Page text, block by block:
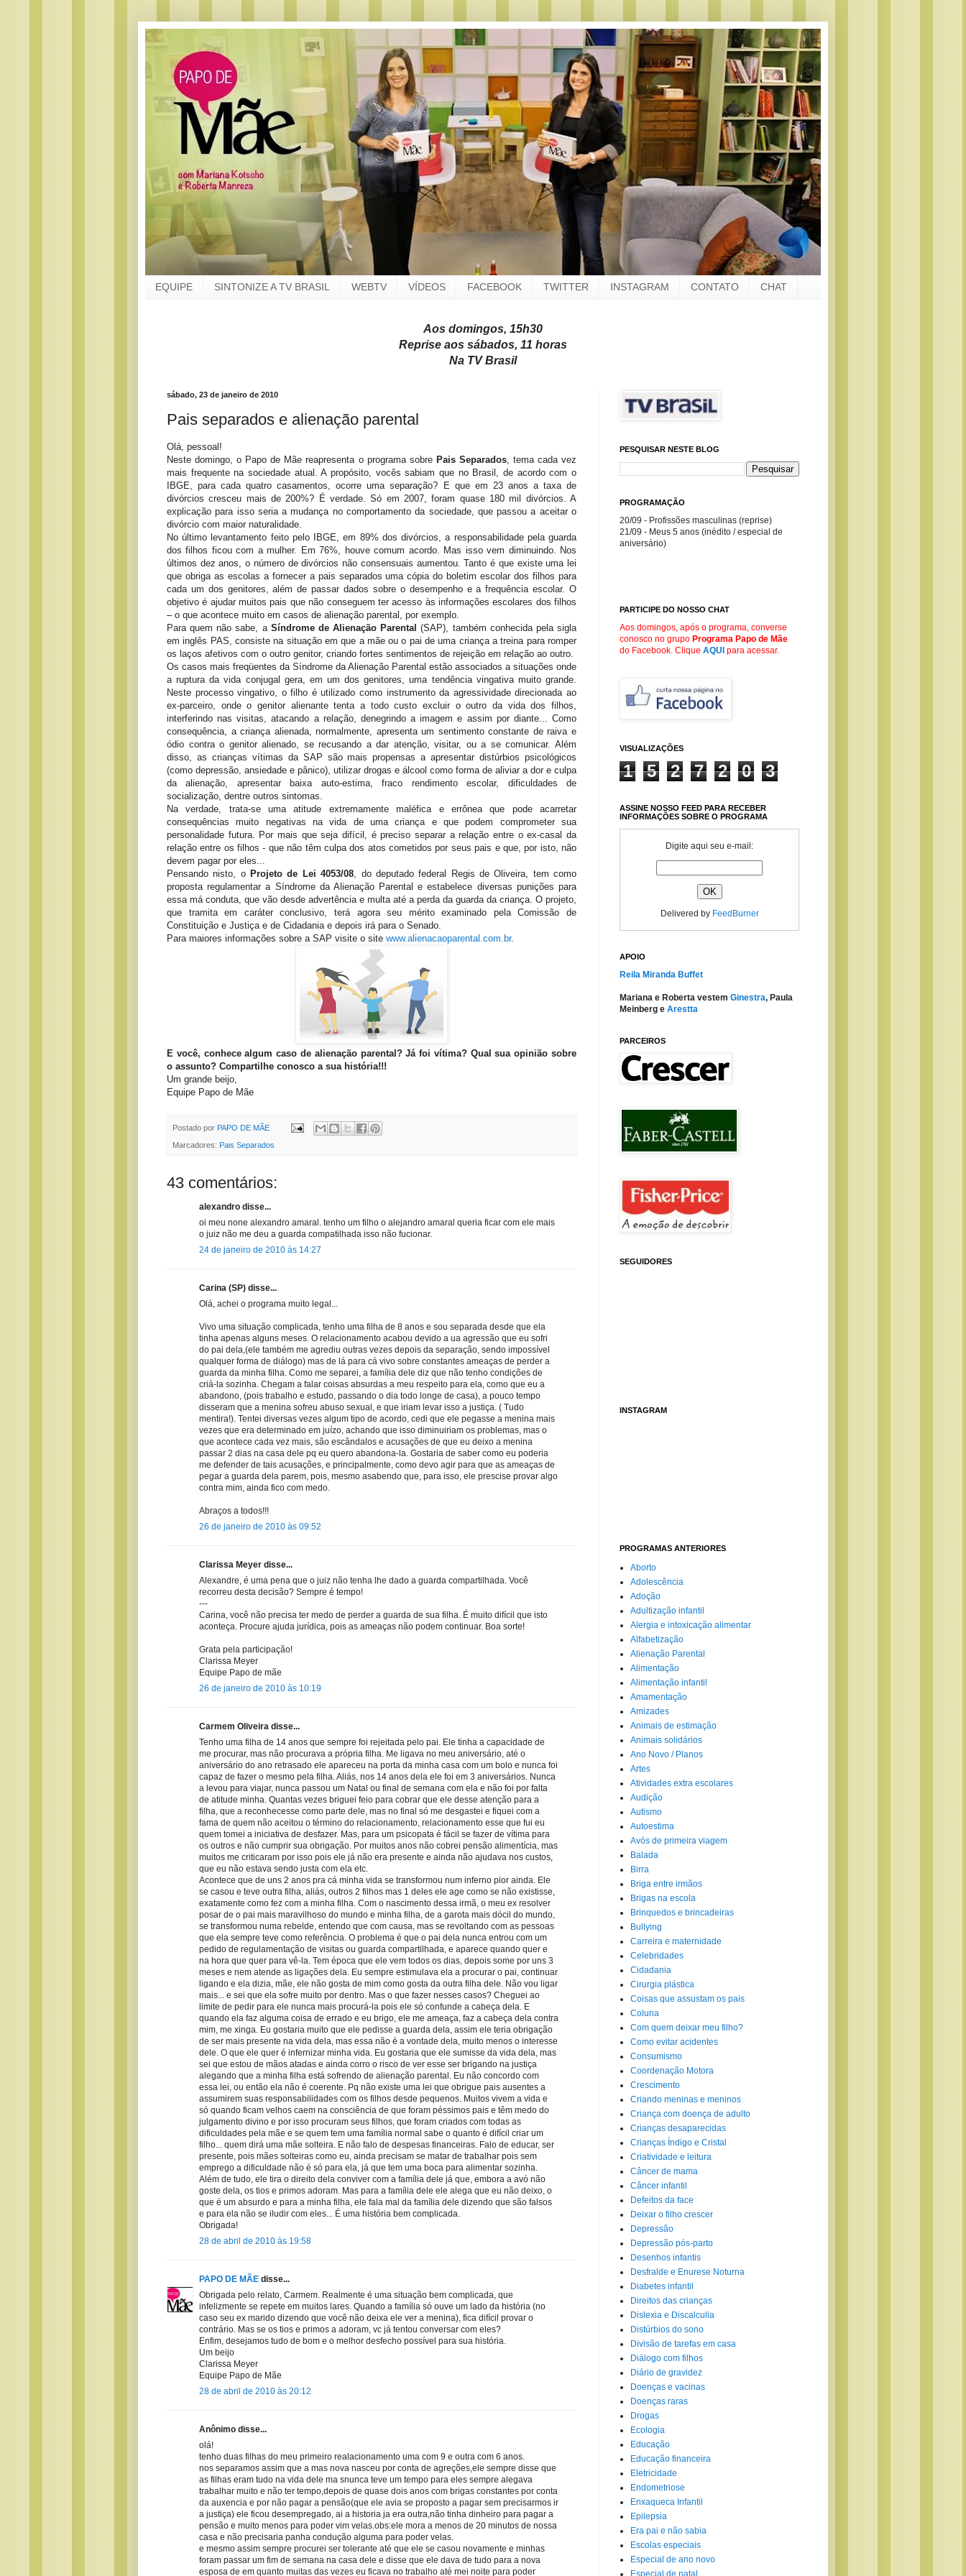
EQUIPE SINTONIZE A TV BRASIL WEBTV VÍDEOS FACEBOOK TWITTER INSTAGRAM CONTATO CHAT
Aos domingos, 15h30
Reprise aos sábados, 11 horas
Na TV Brasil
sábado, 23 de janeiro de 2010
Pais separados e alienação parental
Olá, pessoal!
Neste domingo, o Papo de Mãe reapresenta o programa sobre Pais Separados, tema cada vez
mais frequente na sociedade atual.A propósito, vocês sabiam que no Brasil, de acordo com o
IBGE, para cada quatro casamentos, ocorre uma separação? E que em 23 anos a taxa de
divórcios cresceu mais de 200%? É verdade. Só em 2007, foram quase 180 mil divórcios. A
explicação para isso seria a mudança no comportamento da sociedade, que passou a aceitar o
divórcio com maior naturalidade.
No último levantamento feito pelo IBGE, em 89% dos divórcios, a responsabilidade pela guarda
dos filhos ficou com a mulher. Em 76%, houve comum acordo. Mas isso vem diminuindo. Nos
últimos dez anos, o número de divórcios não consensuais aumentou. Tanto é que existe uma lei
que obriga as escolas a fornecer a pais separados uma cópia do boletim escolar dos filhos para
cada um dos genitores, além de passar dados sobre o desempenho e a frequência escolar. O
objetivo é ajudar muitos pais que não conseguem ter acesso às informações escolares dos filhos
– o que acontece muito em casos de alienação parental, por exemplo.
Para quem não sabe, a Síndrome de Alienação Parental (SAP), também conhecida pela sigla
em inglês PAS, consiste na situação em que a mãe ou o pai de uma criança a treina para romper
os laços afetivos com o outro genitor, criando fortes sentimentos de rejeição em relação ao outro.
Os casos mais freqüentes da Síndrome da Alienação Parental estão associados a situações onde
a ruptura da vida conjugal gera, em um dos genitores, uma tendência vingativa muito grande.
Neste processo vingativo, o filho é utilizado como instrumento da agressividade direcionada ao
ex-parceiro, onde o genitor alienante tenta a todo custo excluir o outro da vida dos filhos,
interferindo nas visitas, atacando a relação, denegrindo a imagem e assim por diante... Como
consequência, a criança alienada, normalmente, apresenta um sentimento constante de raiva e
ódio contra o genitor alienado, se recusando a dar atenção, visitar, ou a se comunicar. Além
disso, as crianças vítimas da SAP são mais propensas a apresentar distúrbios psicológicos
(como depressão, ansiedade e pânico), utilizar drogas e álcool como forma de aliviar a dor e culpa
da alienação, apresentar baixa auto-estima, fraco rendimento escolar, dificuldades de
socialização, dentre outros sintomas.
Na verdade, trata-se uma atitude extremamente maléfica e errônea que pode acarretar
consequências muito negativas na vida de uma criança e que podem comprometer sua
personalidade futura. Por mais que seja difícil, é preciso separar a relação entre o ex-casal da
relação entre os filhos - que não têm culpa dos atos cometidos por seus pais e que, por isto, não
devem pagar por eles...
Pensando nisto, o Projeto de Lei 4053/08, do deputado federal Regis de Oliveira, tem como
proposta regulamentar a Síndrome da Alienação Parental e estabelece diversas punições para
essa má conduta, que vão desde advertência e multa até a perda da guarda da criança. O projeto,
que tramita em caráter conclusivo, terá agora seu mérito examinado pela Comissão de
Constituição e Justiça e de Cidadania e depois irá para o Senado.
Para maiores informações sobre a SAP visite o site www.alienacaoparental.com.br.
E você, conhece algum caso de alienação parental? Já foi vítima? Qual sua opinião sobre
o assunto? Compartilhe conosco a sua história!!!
Um grande beijo,
Equipe Papo de Mãe
Postado por PAPO DE MÃE
Marcadores: Pais Separados
43 comentários:
alexandro disse...
oi meu none alexandro amaral. tenho um filho o alejandro amaral queria ficar com ele mais
o juiz não me deu a guarda compatilhada isso não fucionar.
24 de janeiro de 2010 às 14:27
Carina (SP) disse...
Olá, achei o programa muito legal...
Vivo uma situação complicada, tenho uma filha de 8 anos e sou separada desde que ela
tinha apenas alguns meses. O relacionamento acabou devido a ua agressão que eu sofri
do pai dela,(ele também me agrediu outras vezes depois da separação, sendo impossível
qualquer forma de diálogo) mas de lá para cá vivo sobre constantes ameaças de perder a
guarda da minha filha. Como me separei, a família dele diz que não tenho condições de
criá-la sozinha. Chegam a falar coisas absurdas a meu respeito para ela, como que eu a
abandono, (pois trabalho e estudo, passando o dia todo longe de casa), a pouco tempo
disseram que a menina sofreu abuso sexual, e que iriam levar isso a justiça. ( Tudo
mentira!). Tentei diversas vezes algum tipo de acordo, cedi que ele pegasse a menina mais
vezes que era determinado em juízo, achando que isso diminuiriam os problemas, mas o
que acontece cada vez mais, são escândalos e acusações de que eu deixo a menina
passar 2 dias na casa dele pq eu quero abandona-la. Gostaria de saber como eu poderia
me defender de tais acusações, e principalmente, como devo agir para que as ameaças de
pegar a guarda dela parem, pois, mesmo asabendo que, para isso, ele prescise provar algo
contra mim, ainda fico com medo.
Abraços a todos!!!
26 de janeiro de 2010 às 09:52
Clarissa Meyer disse...
Alexandre, é uma pena que o juiz não tenha lhe dado a guarda compartilhada. Você
recorreu desta decisão? Sempre é tempo!
---
Carina, você não precisa ter medo de perder a guarda de sua filha. É muito difícil que isto
aconteça. Procure ajuda jurídica, pois as ameaças não podem continuar. Boa sorte!
Grata pela participação!
Clarissa Meyer
Equipe Papo de mãe
26 de janeiro de 2010 às 10:19
Carmem Oliveira disse...
Tenho uma filha de 14 anos que sempre foi rejeitada pelo pai. Ele tinha a capacidade de
me procurar, mas não procurava a própria filha. Me ligava no meu aniversário, até o
aniversário do ano retrasado ele apareceu na porta da minha casa com um bolo e nunca foi
capaz de fazer o mesmo pela filha. Aliás, nos 14 anos dela ele foi em 3 aniversários. Nunca
a levou para viajar, nunca passou um Natal ou final de semana com ela e não foi por falta
de atitude minha. Quantas vezes briguei feio para cobrar que ele desse atenção para a
filha, que a reconhecesse como parte dele, mas no final só me desgastei e fiquei com a
fama de quem não aceitou o término do relacionamento, relacionamento esse que fui eu
quem tomei a iniciativa de desfazer. Mas, para um psicopata é fácil se fazer de vítima para
os outros e não cumprir sua obrigação. Por muitos anos não cobrei pensão alimentícia, mas
muitos me criticaram por isso pois ele já não era presente e ainda não ajudava nos custos,
que eu não estava sendo justa com ela etc.
Acontece que de uns 2 anos pra cá minha vida se transformou num inferno pior ainda. Ele
se casou e teve outra filha, aliás, outros 2 filhos mas 1 deles ele age como se não existisse,
exatamente como fez com a minha filha. Com o nascimento dessa irmã, o meu ex resolver
posar de o pai mais maravilhoso do mundo e minha filha, de a garota mais dócil do mundo,
se transformou numa rebelde, entendo que com causa, mas se revoltando com as pessoas
que ela sempre teve como referência. O problema é que o pai dela nunca entrou com um
pedido de regulamentação de visitas ou guarda compartilhada, e aparece quando quer e
na hora que quer para vê-la. Tem época que ele vem todos os dias, depois some por uns 3
meses e nem atende as ligações dela. Eu sempre estimulava ela a procurar o pai, continuar
ligando e ela dizia, mãe, ele não gosta de mim como gosta da outra filha dele. Não vou ligar
mais... e sei que ela sofre muito por dentro. Mas o que fazer nesses casos? Cheguei ao
limite de pedir para ele nunca mais procurá-la pois ele só confunde a cabeça dela. E
quando ela faz alguma coisa de errado e eu brigo, ele me ameaça, faz a cabeça dela contra
mim, me xinga. Eu gostaria muito que ele pedisse a guarda dela, assim ele teria obrigação
de ser mais presente na vida dela, mas essa não é a vontade dela, muito menos o interesse
dele. O que ele quer é infernizar minha vida. Eu gostaria que ele sumisse da vida dela, mas
sei que estou de mãos atadas e ainda corro o risco de ver esse ser brigando na justiça
alegando que a minha filha está sofrendo de alienação parental. Eu não concordo com
essa lei, ou então ela não é coerente. Pq não existe uma lei que obrigue pais ausentes a
assumirem suas responsabilidades com os filhos desde pequenos. Muitos vivem a vida e
só quando ficam velhos caem na consciência de que foram péssimos pais e têm medo do
julgamento divino e por isso procuram seus filhos, que foram criados com todas as
dificuldades pela mãe e se quem tem uma família normal sabe o quanto é difícil criar um
filho... quem dirá uma mãe solteira. E não falo de despesas financeiras. Falo de educar, ser
presente, pois mães solteiras como eu, ainda precisam se matar de trabalhar pois sem
emprego a dificuldade não é só para ela, já que tem uma boca para alimentar sozinha.
Além de tudo, ele tira o direito dela conviver com a família dele já que, embora a avó não
goste dela, os tios e primos adoram. Mas para a família dele ele alega que eu não deixo, o
que é um absurdo e para a minha filha, ele fala mal da família dele dizendo que são falsos
e para ela não se iludir com eles... É uma história bem complicada.
Obrigada!
28 de abril de 2010 às 19:58
PAPO DE MÃE disse...
Obrigada pelo relato, Carmem. Realmente é uma situação bem complicada, que
infelizmente se repete em muitos lares. Quando a família só ouve um lado da história (no
caso seu ex marido dizendo que você não deixa ele ver a menina), fica difícil provar o
contrário. Mas se os tios e primos a adoram, vc já tentou conversar com eles?
Enfim, desejamos tudo de bom e o melhor desfecho possível para sua história.
Um beijo
Clarissa Meyer
Equipe Papo de Mãe
28 de abril de 2010 às 20:12
Anônimo disse...
olá!
tenho duas filhas do meu primeiro realacionamento uma com 9 e outra com 6 anos.
nos separamos assim que a mas nova nasceu por conta de agreções,ele sempre disse que
as filhas eram tudo na vida dele ma snunca teve um tempo para eles sempre alegava
trabalhar muito e não ter tempo,depois de quase dois anos com brigas constantes por conta
da auxencia e por não pagar a pensão(que ele avia se proposto a pagar sem precisarmos ir
a justiça) ele ficou desempregado, ai a historia ja era outra,não tinha dinheiro para pagar a
pensão e muito menos para poder vim velas.obs:ele mora a menos de 20 minutos de nossa
casa e não precisaria panha condução alguma para poder velas.
e mesmo assim sempre procurei ser tolerante até que ele se casou novamente e minhas
foram passar um fim de semana na casa dele e disse que ele dava de tudo para a nova
esposa de em quanto muitas das vezes eu ficava no trabalho até mei noite para poder
PESQUISAR NESTE BLOG
PROGRAMAÇÃO
20/09 - Profissões masculinas (reprise)
21/09 - Meus 5 anos (inédito / especial de
aniversário)
PARTICIPE DO NOSSO CHAT
Aos domingos, após o programa, converse
conosco no grupo Programa Papo de Mãe
do Facebook . Clique AQUI para acessar.
VISUALIZAÇÕES
1 5 2 7 2 0 3
ASSINE NOSSO FEED PARA RECEBER
INFORMAÇÕES SOBRE O PROGRAMA
Digite aqui seu e-mail:
Delivered by FeedBurner
APOIO
Reila Miranda Buffet
Mariana e Roberta vestem Ginestra, Paula
Meinberg e Arestta
PARCEIROS
SEGUIDORES
INSTAGRAM
PROGRAMAS ANTERIORES
Aborto
Adolescência
Adoção
Adultização infantil
Alergia e intoxicação alimentar
Alfabetização
Alienação Parental
Alimentação
Alimentação infantil
Amamentação
Amizades
Animais de estimação
Animais solidários
Ano Novo / Planos
Artes
Atividades extra escolares
Audição
Autismo
Autoestima
Avós de primeira viagem
Balada
Birra
Briga entre irmãos
Brigas na escola
Brinquedos e brincadeiras
Bullying
Carreira e maternidade
Celebridades
Cidadania
Cirurgia plástica
Coisas que assustam os pais
Coluna
Com quem deixar meu filho?
Como evitar acidentes
Consumismo
Coordenação Motora
Crescimento
Criando meninas e meninos
Criança com doença de adulto
Crianças desaparecidas
Crianças Índigo e Cristal
Criatividade e leitura
Câncer de mama
Câncer infantil
Defeitos da face
Deixar o filho crescer
Depressão
Depressão pós-parto
Desenhos infantis
Desfralde e Enurese Noturna
Diabetes infantil
Direitos das crianças
Dislexia e Discalculia
Distúrbios do sono
Divisão de tarefas em casa
Diálogo com filhos
Diário de gravidez
Doenças e vacinas
Doenças raras
Drogas
Ecologia
Educação
Educação financeira
Eletricidade
Endometriose
Enxaqueca Infantil
Epilepsia
Era pai e não sabia
Escolas especiais
Especial de ano novo
Especial de natal